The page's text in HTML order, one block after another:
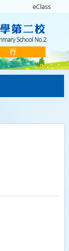
eClass